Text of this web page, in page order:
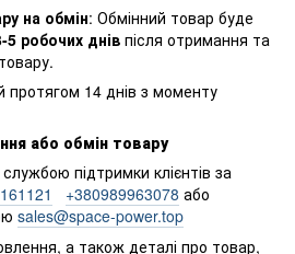
на обмін: Обмінний товар буде
5 робочих днів після отримання та
протягом 14 днів з моменту
або обмін товару
підтримки клієнтів за
+380989963078 або
sales@space-power.top
а також деталі про товар,